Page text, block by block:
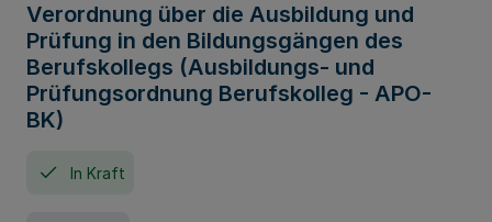
Verordnung über die Ausbildung und
Prüfung in den Bildungsgängen des
Berufskollegs (Ausbildungs- und
Prüfungsordnung Berufskolleg - APO-
BK)
In Kraft